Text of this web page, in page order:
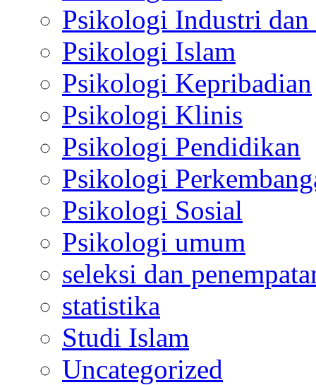
Psikologi Industri dan
Psikologi Islam
Psikologi Kepribadian
Psikologi Klinis
Psikologi Pendidikan
Psikologi
Psikologi Sosial
Psikologi umum
seleksi dan
statistika
Studi Islam
Uncategorized